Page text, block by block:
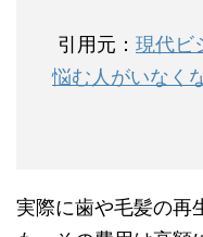
引用元： 現代ビ
悩む人がいなく
実際に歯や毛髪の再